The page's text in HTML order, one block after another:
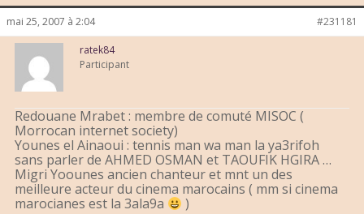
mai 25, 2007 à 2:04 #231181
ratek84
Participant
Redouane Mrabet : membre de comuté MISOC (
Morrocan internet society)
Younes el Ainaoui : tennis man wa man la ya3rifoh
sans parler de AHMED OSMAN et TAOUFIK HGIRA …
Migri Yoounes ancien chanteur et mnt un des
meilleure acteur du cinema marocains ( mm si cinema
marocianes est la 3ala9a
)